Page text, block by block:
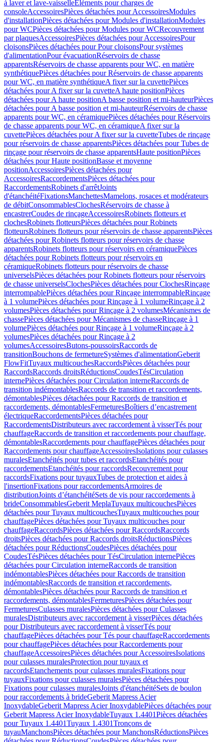
à laver et lave-vaisselleEléments pour charges de
consoleAccessoiresPièces détachées pour AccessoiresModules
d'installationPièces détachées pour Modules d'installationModules
pour WCPièces détachées pour Modules pour WCRecouvrement
par plaquesAccessoiresPièces détachées pour AccessoiresPour
cloisonsPièces détachées pour Pour cloisonsPour systèmes
d'alimentationPour évacuationRéservoirs de chasse
apparentsRéservoirs de chasse apparents pour WC, en matière
synthétiquePièces détachées pour Réservoirs de chasse apparents
pour WC, en matière synthétiqueA fixer sur la cuvettePièces
détachées pour A fixer sur la cuvetteA haute positionPièces
détachées pour A haute positionA basse position et mi-hauteurPièces
détachées pour A basse position et mi-hauteurRéservoirs de chasse
apparents pour WC, en céramiquePièces détachées pour Réservoirs
de chasse apparents pour WC, en céramiqueA fixer sur la
cuvettePièces détachées pour A fixer sur la cuvetteTubes de rinçage
pour réservoirs de chasse apparentsPièces détachées pour Tubes de
rinçage pour réservoirs de chasse apparentsHaute positionPièces
détachées pour Haute positionBasse et moyenne
positionAccessoiresPièces détachées pour
AccessoiresRaccordementsPièces détachées pour
RaccordementsRobinets d'arrêtJoints
d'étanchéitéFixationsManchettesMamelons, rosaces et modérateurs
de débitConsommablesClochesRéservoirs de chasse à
encastrerCoudes de rinçageAccessoiresRobinets flotteurs et
clochesRobinets flotteursPièces détachées pour Robinets
flotteursRobinets flotteurs pour réservoirs de chasse apparentsPièces
détachées pour Robinets flotteurs pour réservoirs de chasse
apparentsRobinets flotteurs pour réservoirs en céramiquePièces
détachées pour Robinets flotteurs pour réservoirs en
céramiqueRobinets flotteurs pour réservoirs de chasse
universelsPièces détachées pour Robinets flotteurs pour réservoirs
de chasse universelsClochesPièces détachées pour ClochesRinçage
interrompablePièces détachées pour Rinçage interrompableRinçage
à 1 volumePièces détachées pour Rinçage à 1 volumeRinçage à 2
volumesPièces détachées pour Rinçage à 2 volumesMécanismes de
chassePièces détachées pour Mécanismes de chasseRinçage à 1
volumePièces détachées pour Rinçage à 1 volumeRinçage à 2
volumesPièces détachées pour Rinçage à 2
volumesAccessoiresButons-poussoirsRaccords de
transitionBouchons de fermetureSystèmes d'alimentationGeberit
FlowFitTuyaux multicouchesRaccordsPièces détachées pour
RaccordsRaccords droitsRéductionsCoudesTésCirculation
internePièces détachées pour Circulation interneRaccords de
transition indémontablesRaccords de transition et raccordements,
démontablesPièces détachées pour Raccords de transition et
raccordements, démontablesFermeturesBoîtiers d’encastrement
électriqueRaccordementsPièces détachées pour
RaccordementsDistributeurs avec raccordement à visserTés pour
chauffageRaccords de transition et raccordements pour chauffage,
démontablesRaccordements pour chauffagePièces détachées pour
Raccordements pour chauffageAccessoiresIsolations pour culasses
muralesEtanchéités pour tubes et raccordsEtanchéités pour
raccordementsEtanchéités pour raccordsRecouvrement pour
raccordsFixations pour tuyauxTubes de protection et aides à
l'insertionFixations pour raccordementsArmoires de
distributionJoints d’étanchéitéSets de vis pour raccordements à
brideConsommablesGeberit MeplaTuyaux multicouchesPièces
détachées pour Tuyaux multicouchesTuyaux multicouches pour
chauffagePièces détachées pour Tuyaux multicouches pour
chauffageRaccordsPièces détachées pour RaccordsRaccords
droitsPièces détachées pour Raccords droitsRéductionsPièces
détachées pour RéductionsCoudesPièces détachées pour
CoudesTésPièces détachées pour TésCirculation internePièces
détachées pour Circulation interneRaccords de transition
indémontablesPièces détachées pour Raccords de transition
indémontablesRaccords de transition et raccordements,
démontablesPièces détachées pour Raccords de transition et
raccordements, démontablesFermeturesPièces détachées pour
FermeturesCulasses muralesPièces détachées pour Culasses
muralesDistributeurs avec raccordement à visserPièces détachées
pour Distributeurs avec raccordement à visserTés pour
chauffagePièces détachées pour Tés pour chauffageRaccordements
pour chauffagePièces détachées pour Raccordements pour
chauffageAccessoiresPièces détachées pour AccessoiresIsolations
pour culasses muralesProtection pour tuyaux et
raccordsEtanchements pour culasses muralesFixations pour
tuyauxFixations pour culasses muralesPièces détachées pour
Fixations pour culasses muralesJoints d'étanchéitéSets de boulon
pour raccordements à brideGeberit Mapress Acier
InoxydableGeberit Mapress Acier InoxydablePièces détachées pour
Geberit Mapress Acier InoxydableTuyaux 1.4401Pièces détachées
pour Tuyaux 1.4401Tuyaux 1.4301Tronçons de
tuyauManchonsPièces détachées pour ManchonsRéductionsPièces